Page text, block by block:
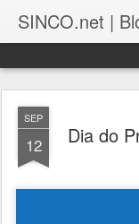
SINCO.net |
SEP
12 Dia do